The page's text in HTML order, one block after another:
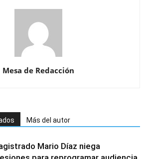
Mesa de Redacción
Más del autor
Mario Díaz niega